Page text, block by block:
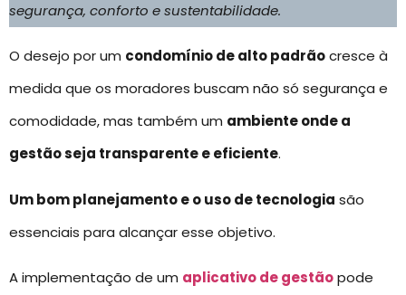
segurança, conforto e sustentabilidade.
O desejo por um condomínio de alto padrãocresce à
medida que os moradores buscam não só segurança e
comodidade, mas também um ambiente onde a
gestão seja transparente e eficiente.
Um bom planejamento e o uso de tecnologia são
essenciais para alcançar esse objetivo.
A implementação de um aplicativo de gestãopode